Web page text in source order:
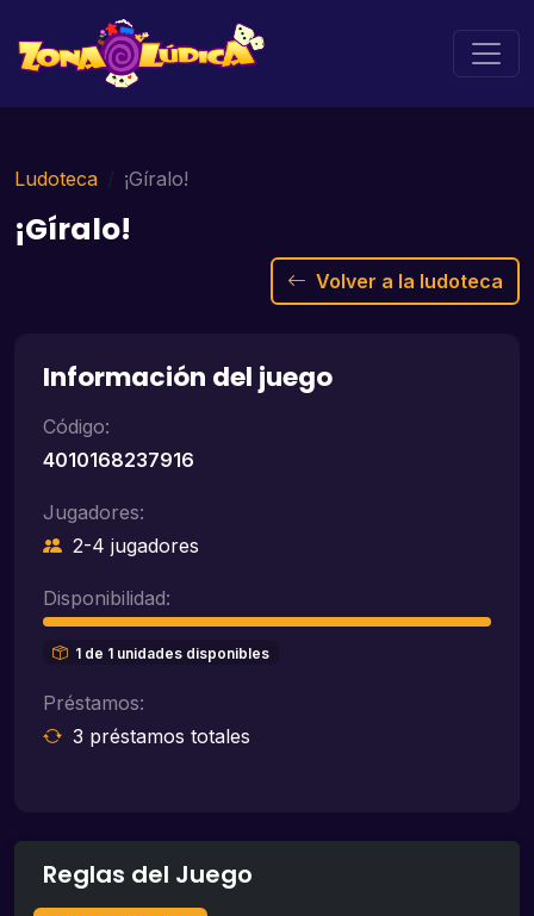
Ludoteca ¡Gíralo!
¡Gíralo!
Volver a la ludoteca
Información del juego
Código:
4010168237916
Jugadores:
2-4 jugadores
Disponibilidad:
1 de 1 unidades disponibles
Préstamos:
3 préstamos totales
Reglas del Juego